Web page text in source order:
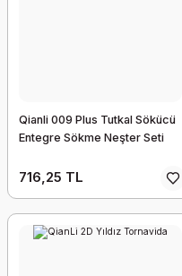
Qianli 009 Plus Tutkal Sökücü
Entegre Sökme Neşter Seti
716,25 TL